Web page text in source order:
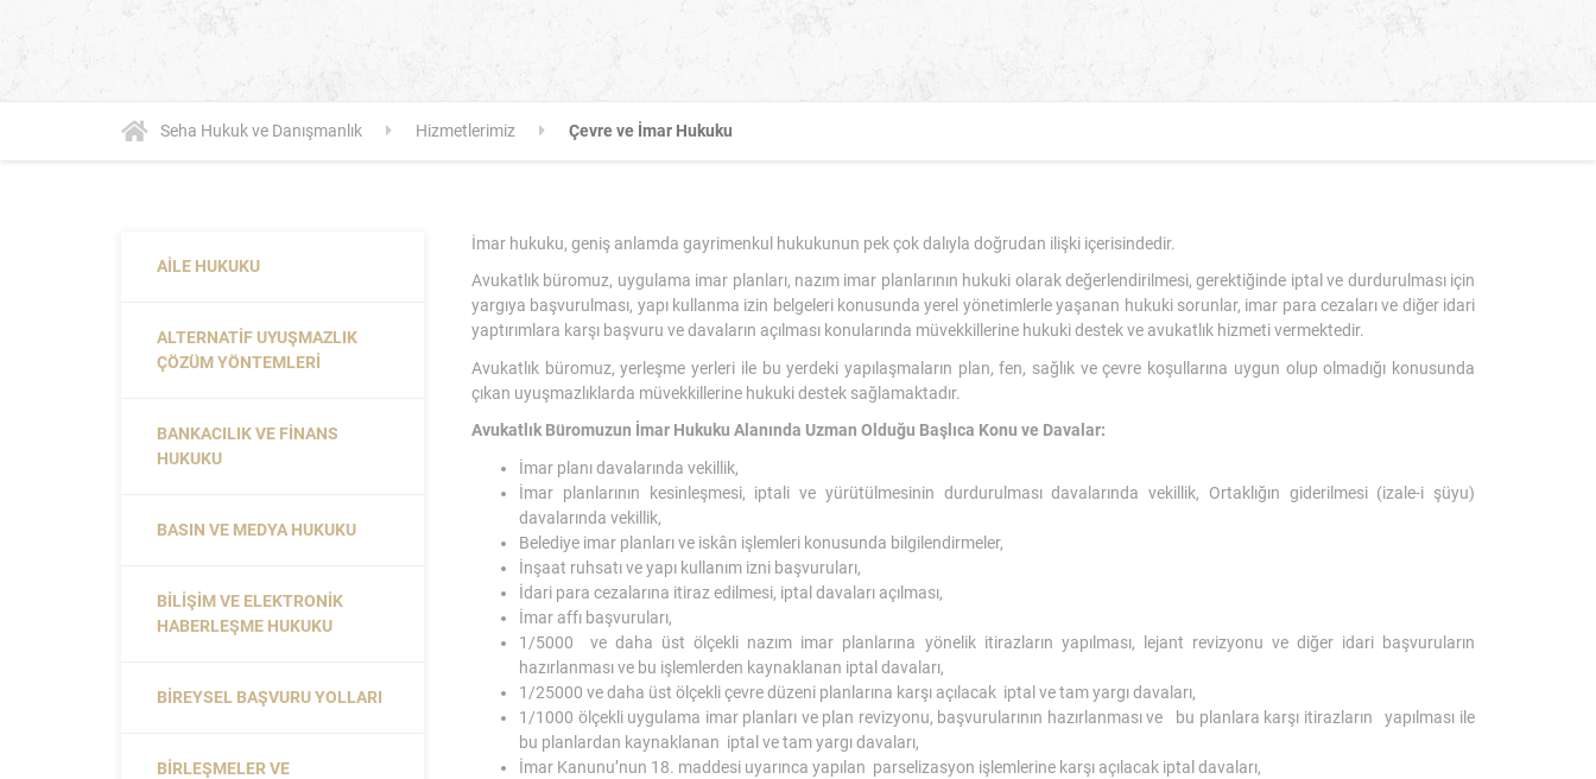
Seha Hukuk ve Danışmanlık Hizmetlerimiz Çevre ve İmar Hukuku
İmar hukuku, geniş anlamda gayrimenkul hukukunun pek çok dalıyla doğrudan ilişki içerisindedir.
Avukatlık büromuz, uygulama imar planları, nazım imar planlarının hukuki olarak değerlendirilmesi, gerektiğinde iptal ve durdurulması için
yargıya başvurulması, yapı kullanma izin belgeleri konusunda yerel yönetimlerle yaşanan hukuki sorunlar, imar para cezaları ve diğer idari
yaptırımlara karşı başvuru ve davaların açılması konularında müvekkillerine hukuki destek ve avukatlık hizmeti vermektedir.
Avukatlık büromuz, yerleşme yerleri ile bu yerdeki yapılaşmaların plan, fen, sağlık ve çevre koşullarına uygun olup olmadığı konusunda
çıkan uyuşmazlıklarda müvekkillerine hukuki destek sağlamaktadır.
Avukatlık Büromuzun İmar Hukuku Alanında Uzman Olduğu Başlıca Konu ve Davalar:
İmar planı davalarında vekillik,
İmar planlarının kesinleşmesi, iptali ve yürütülmesinin durdurulması davalarında vekillik, Ortaklığın giderilmesi (izale-i şüyu)
davalarında vekillik,
Belediye imar planları ve iskân işlemleri konusunda bilgilendirmeler,
İnşaat ruhsatı ve yapı kullanım izni başvuruları,
İdari para cezalarına itiraz edilmesi, iptal davaları açılması,
İmar affı başvuruları,
1/5000 ve daha üst ölçekli nazım imar planlarına yönelik itirazların yapılması, lejant revizyonu ve diğer idari başvuruların
hazırlanması ve bu işlemlerden kaynaklanan iptal davaları,
1/25000 ve daha üst ölçekli çevre düzeni planlarına karşı açılacak iptal ve tam yargı davaları,
1/1000 ölçekli uygulama imar planları ve plan revizyonu, başvurularının hazırlanması ve bu planlara karşı itirazların yapılması ile
bu planlardan kaynaklanan iptal ve tam yargı davaları,
İmar Kanunu’nun 18. maddesi uyarınca yapılan parselizasyon işlemlerine karşı açılacak iptal davaları,
AILE HUKUKU
ALTERNATIF UYUŞMAZLIK
ÇÖZÜM YÖNTEMLERI
BANKACILIK VE FINANS
HUKUKU
BASIN VE MEDYA HUKUKU
BILIŞIM VE ELEKTRONIK
HABERLEŞME HUKUKU
BIREYSEL BAŞVURU YOLLARI
BIRLEŞMELER VE